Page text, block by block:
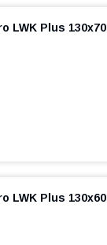
LWK Plus 130x70
LWK Plus 130x60